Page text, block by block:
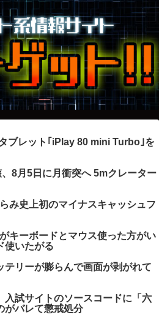
ブレット｢iPlay 80 mini Turbo｣を
8月5日に月衝突へ 5mクレーター
み史上初のマイナスキャッシュフ
キーボードとマウス使った方がい
使いたがる
テリーが膨らんで画面が剥がれて
入試サイトのソースコードに「六
がバレて懲戒処分